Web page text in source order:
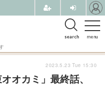
menu
search
オカミ」最終話、
2023.5.23 Tue 15:30